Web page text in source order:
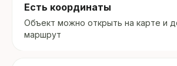
Есть координаты
Объект можно открыть на карте и
маршрут